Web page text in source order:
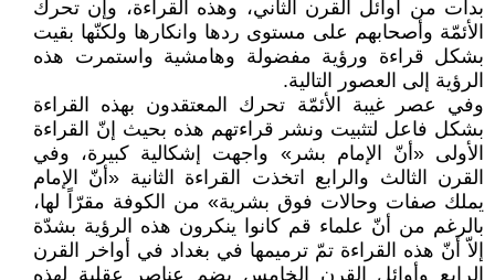
بدأت من أوائل القرن الثاني، وهذه القراءة، وإن تحرك
الأئمّة وأصحابهم على مستوى ردها وانكارها ولكنّها بقيت
بشكل قراءة ورؤية مفضولة وهامشية واستمرت هذه
الرؤية إلى العصور التالية.
وفي عصر غيبة الأئمّة تحرك المعتقدون بهذه القراءة
بشكل فاعل لتثبيت ونشر قراءتهم هذه بحيث إنّ القراءة
الأولى «أنّ الإمام بشر» واجهت إشكالية كبيرة، وفي
القرن الثالث والرابع اتخذت القراءة الثانية «أنّ الإمام
يملك صفات وحالات فوق بشرية» من الكوفة مقرّاً لها،
بالرغم من أنّ علماء قم كانوا ينكرون هذه الرؤية بشدّة
إلاّ أنّ هذه القراءة تمّ ترميمها في بغداد في أواخر القرن
الرابع وأوائل القرن الخامس بضم عناصر عقلية لهذه